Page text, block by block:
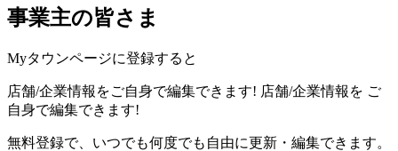
事業主の皆さま
Myタウンページに登録すると
店舗/企業情報をご自身で編集できます! 店舗/企業情報を ご
自身で編集できます!
無料登録で、いつでも何度でも自由に更新・編集できます。